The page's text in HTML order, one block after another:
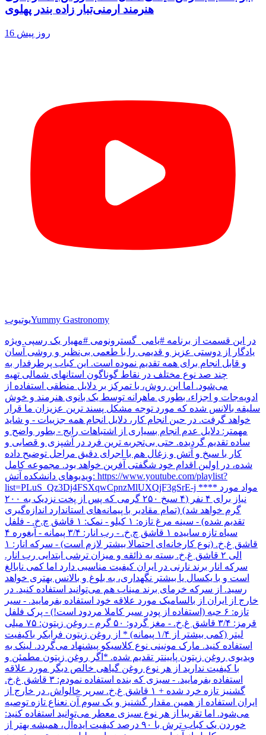
هنرمند ارمنی‌تبار زاده بندر پهلوی
16 روز پیش
یوتیوبYummy Gastronomy
در این قسمت از برنامه #یامی_گسترونومی #مهیار یک رسپی ویژه
یادگار از دوستی عزیز و قدیمی را با طعمی بی‌نظیر و روشی آسان
و قابل انجام برای همه تقدیم نموده است. این کباب پرطرفدار به
چند صد نوع مختلف در نقاط گوناگون استانهای شمالی تهیه
می‌شود. اما این روش، با تمرکز بر دلایل منطقی استفاده از
ادویه‌جات و اجزاء، بطوری ماهرانه توسط یک بانوی هنرمند و خوش
سلیقه بالانس شده که مورد توجه مشکل پسند ترین عزیزان ما قرار
خواهد گرفت. در حین انجام کار، دلایل انجام همه جزییات - و شاید
مهمتر: دلایل عدم انجام بسیاری از اشتباهات رایج - بطور واضح و
ساده تقدیم گردیده. حتی بی‌تجربه ترین فرد در آشپزی و قصابی و
کار با سیخ و آتش و زغال هم با اجرای دقیق مراحل توضیح داده
شده، در اولین اقدام خود شگفتی آفرین خواهد بود. مجموعه کامل
ویدیوهای دانشکده آتش: https://www.youtube.com/playlist?
list=PLuS_Qz3Dj4FSXqwCpnzMlUXQjF3gSrE-j **** مواد مورد
نیاز برای ۴ نفر (۴ سیخ ۲۵۰ گرمی که پس از پخت نزدیک به ۲۰۰
گرم خواهد شد) (تمام مقادیر با پیمانه‌های استاندارد اندازه‌گیری
تقدیم شده) - سینه مرغ تازه: ۱ کیلو - نمک: ۱ قاشق چ.خ. - فلفل
سیاه تازه ساییده ۱ قاشق چ.خ. - رب انار: ۳/۴ پیمانه - آبغوره ۴
قاشق غ.خ. (نوع کارخانه‌ای احتمالا بیشتر لازم است) - سرکه انار: ۱
الی ۲ قاشق غ.خ. بسته به ذائقه و میزان ترشی ابتدایی رب انار.
سرکه انار برند نارنی در ایران کیفیت مناسبی دارد اما کمی نابالغ
است و با یکسال یا بیشتر نگهداری، به بلوغ و بالانس بهتری خواهد
رسید. از سرکه خرمای برند میناب هم می‌توانید استفاده کنید. در
خارج از ایران از بالسامیک مورد علاقه خود استفاده بفرمایید. - سیر
تازه: ۶ حبه (استفاده از پودر سیر کاملا مردود است!) - پرک فلفل
قرمز: ۳/۴ قاشق غ.خ. - مغز گردو: ۵۰ گرم - روغن زیتون: ۷۵ میلی
لیتر (کمی بیشتر از ۱/۴ پیمانه) * از روغن زیتون فرابکر باکیفیت
استفاده کنید. مارک مونینی نوع کلاسیکو پیشنهاد می‌گردد. لینک به
ویدیوی روغن زیتون پایینتر تقدیم شده. *اگر روغن زیتون مطمئن و
با کیفیت ندارید از هر نوع روغن گیاهی خالص دیگر مورد علاقه
استفاده بفرمایید. - سبزی که بنده استفاده نمودم: ۳ قاشق غ.خ.
گشنیز تازه خرد شده + ۱ قاشق غ.خ. سرپر خالواش. در خارج از
ایران استفاده از همین مقدار گشنیز و یک سوم آن نعناع تازه توصیه
می‌شود. اما تقریبا از هر نوع سبزی معطر می‌توانید استفاده کنید:
خوردن یک کباب ترش با ۹۰ درصد کیفیت ایده‌آل، همیشه بهتر از